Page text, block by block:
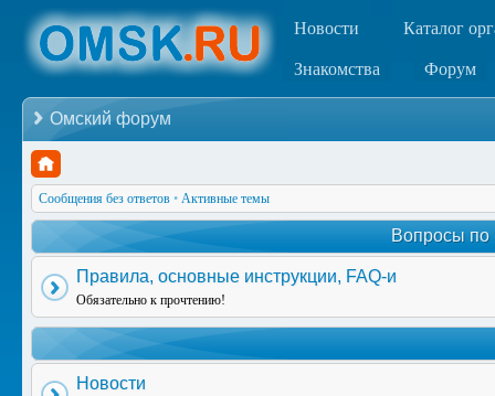
Новости Каталог
Знакомства Форум
Омский форум
Сообщения без ответов • Активные темы
Вопросы по
Правила, основные инструкции, FAQ-и
Обязательно к прочтению!
Новости